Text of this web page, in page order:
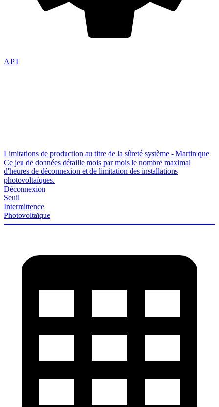
API
Limitations de production au titre de la sûreté système - Martinique
Ce jeu de données détaille mois par mois le nombre maximal
d'heures de déconnexion et de limitation des installations
photovoltaïques.
Déconnexion
Seuil
Intermittence
Photovoltaïque